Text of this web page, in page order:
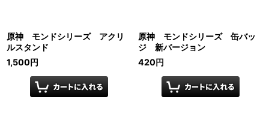
原神 モンドシリーズ アクリ
ルスタンド
1,500円
原神 モンドシリーズ 缶バッ
ジ 新バージョン
420円